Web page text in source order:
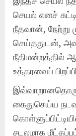
செயல் எனச்
நீதவான், நேற்று
செய்ததுடன்,
நீதிமன்றத்தில்
உத்தரவைப்
கைதுசெய்ய
சடலமாக